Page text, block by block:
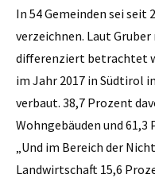
In 54 Gemeinden sei seit
verzeichnen. Laut
differenziert betrachtet
im Jahr 2017 in Südtirol
verbaut. 38,7 Prozent
Wohngebäuden und
„Und im Bereich der
Landwirtschaft 15,6